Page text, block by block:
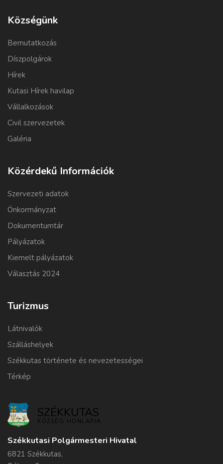
Községünk
Bemutatkozás
Díszpolgárok
Hírek
Kutasi Hírek havilap
Vállalkozások
Civil szervezetek
Galéria
Közérdekű Információk
Szervezeti adatok
Önkormányzat
Dokumentumtár
Pályázatok
Kiemelt pályázatok
Választás 2024
Turizmus
Látnivalók
Szálláshelyek
Székkutas története és nevezetességei
Térkép
SZÉKKUTAS
KÖZSÉG HONLAPJA
Székkutasi Polgármesteri Hivatal
6821 Székkutas,